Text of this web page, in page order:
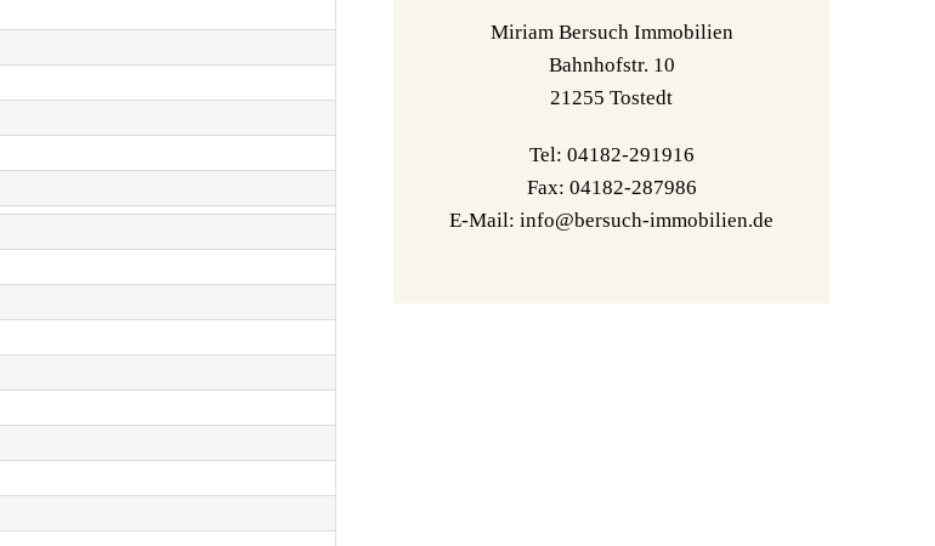
Miriam Bersuch Immobilien
Bahnhofstr. 10
21255 Tostedt
Tel: 04182-291916
Fax: 04182-287986
E-Mail: info@bersuch-immobilien.de